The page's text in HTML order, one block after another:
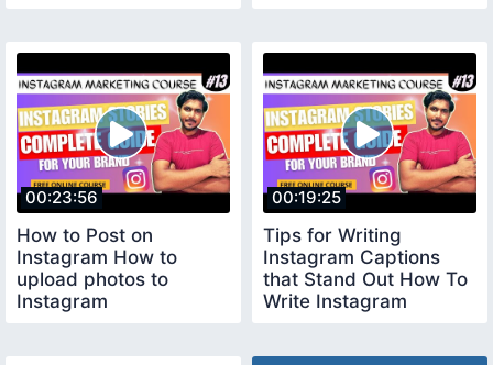
00:23:56
How to Post on
Instagram How to
upload photos to
Instagram
00:19:25
Tips for Writing
Instagram Captions
that Stand Out How To
Write Instagram